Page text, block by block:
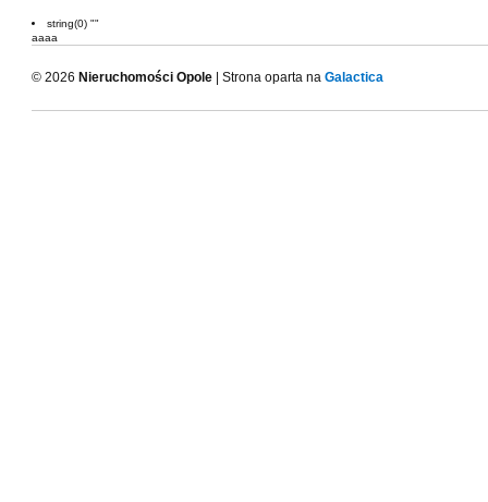
string(0) ""
aaaa
© 2026 Nieruchomości Opole | Strona oparta na Galactica